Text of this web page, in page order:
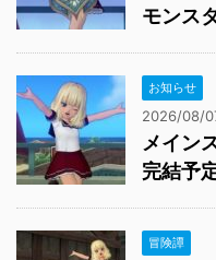
モンス
お知らせ
2026/08/
メイン
完結予
冒険譚